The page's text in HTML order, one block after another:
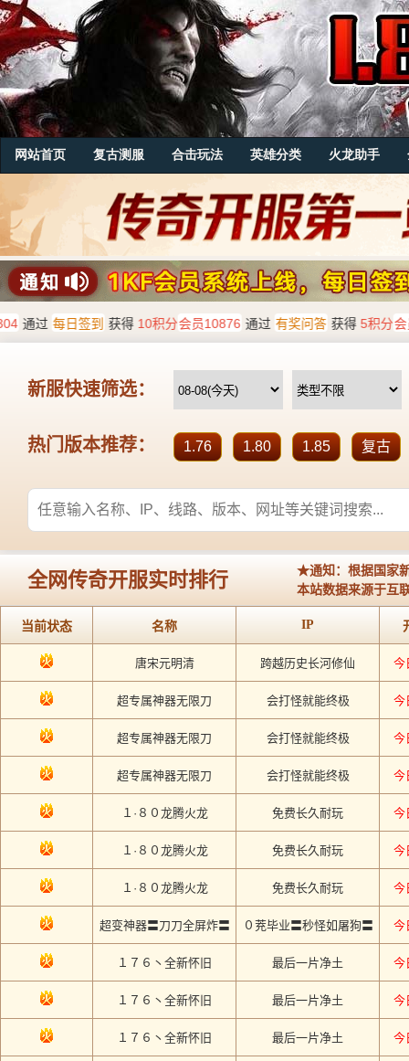
网站首页 复古测服 合击玩法 英雄分类 火龙助手